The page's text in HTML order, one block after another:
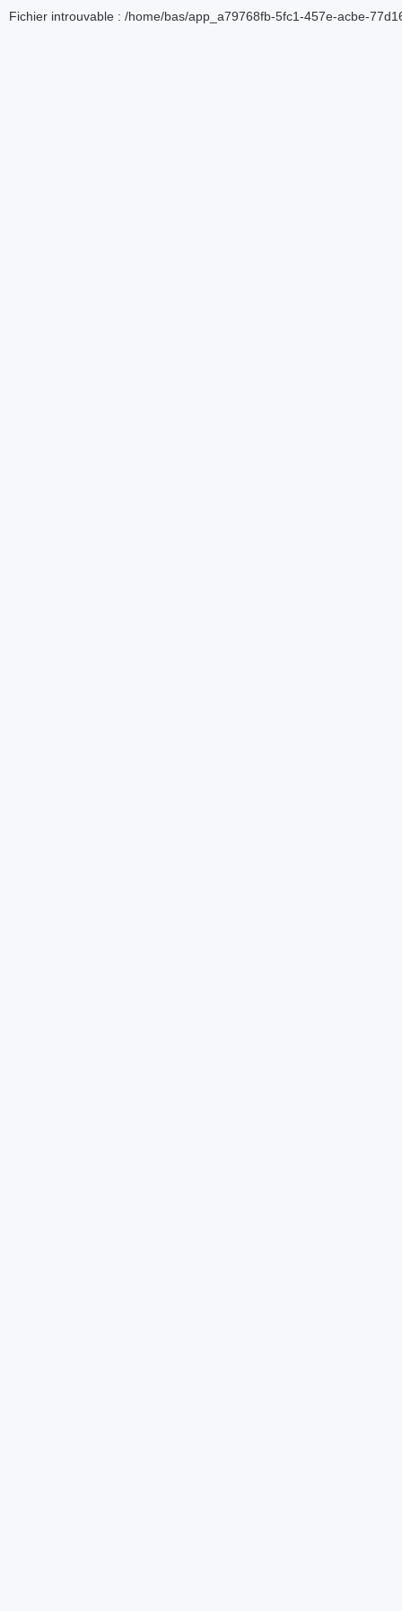
Fichier introuvable : /home/bas/app_a79768fb-5fc1-457e-acbe-